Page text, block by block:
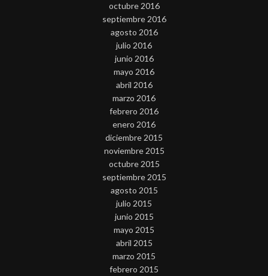
octubre 2016
septiembre 2016
agosto 2016
julio 2016
junio 2016
mayo 2016
abril 2016
marzo 2016
febrero 2016
enero 2016
diciembre 2015
noviembre 2015
octubre 2015
septiembre 2015
agosto 2015
julio 2015
junio 2015
mayo 2015
abril 2015
marzo 2015
febrero 2015